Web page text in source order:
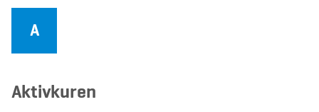
Aktivkuren